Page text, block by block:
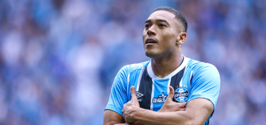
rivalidade tão forte quanto a entre Grêmio e Inter.
bola vai rolar às 18h30(horário de Brasília), na Arena do
Grêmio.
DESTAQUE GRENAL JOGADORES VINA
Diogo Barbosa deve deixar o Grêmio na janela de
transferências